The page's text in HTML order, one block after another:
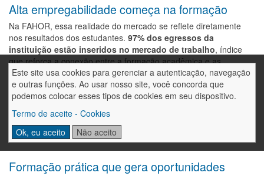
Este site usa cookies para gerenciar a autenticação, navegação
e outras funções. Ao usar nosso site, você concorda que
podemos colocar esses tipos de cookies em seu dispositivo.
Termo de aceite - Cookies
Ok, eu aceito
Não aceito
Alta empregabilidade começa na formação
Na FAHOR, essa realidade do mercado se reflete diretamente
nos resultados dos estudantes. 97% dos egressos da
instituição estão inseridos no mercado de trabalho, índice
que reforça a conexão entre a formação acadêmica e as
necessidades reais das empresas.
Com25 anos de tradição no ensino superior, a FAHOR é uma
instituição comunitária reconhecida pela qualidade acadêmica e
pelo compromisso com o desenvolvimento regional. A formação
oferecida alia teoria, prática e vivência de mercado, preparando
profissionais para atuar em áreas estratégicas da economia.
Formação prática que gera oportunidades